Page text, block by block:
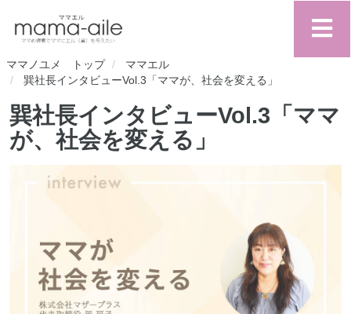
ママノユメ トップ
ママエル
巽社長インタビューVol.3「ママが、社会を変える」
巽社長インタビューVol.3「ママ
が、社会を変える」